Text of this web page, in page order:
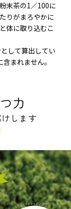
末茶の1／100に
りがまろやかに
体に取り込むこ
して算出してい
まれません。
力
します